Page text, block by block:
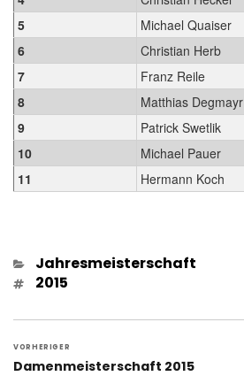
5
Michael Quaiser
6
Christian Herb
7
Franz Reile
8
Matthias Degmayr
9
Patrick Swetlik
10
Michael Pauer
11
Hermann Koch
Kategorien
Jahresmeisterschaft
Schlagwörter
2015
VORHERIGER
Vorheriger
Damenmeisterschaft 2015